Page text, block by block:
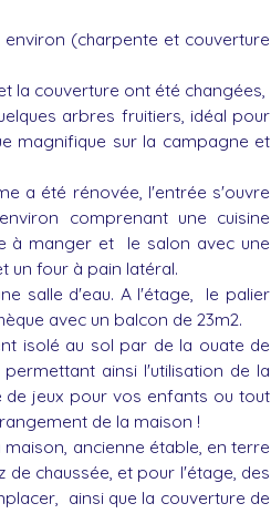
(charpente et couverture
la couverture ont été changées,
arbres fruitiers, idéal pour
magnifique sur la campagne et
a été rénovée, l'entrée s'ouvre
comprenant une cuisine
à manger et le salon avec une
un four à pain latéral.
salle d'eau. A l'étage, le palier
avec un balcon de 23m2.
isolé au sol par de la ouate de
ainsi l'utilisation de la
jeux pour vos enfants ou tout
de la maison !
ancienne étable, en terre
chaussée, et pour l'étage, des
ainsi que la couverture de